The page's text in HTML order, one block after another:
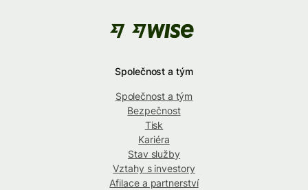
Společnost a tým
Společnost a tým
Bezpečnost
Tisk
Kariéra
Stav služby
Vztahy s investory
Afilace a partnerství